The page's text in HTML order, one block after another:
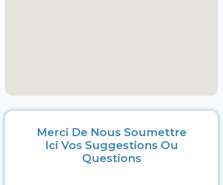
Merci De Nous Soumettre
Ici Vos Suggestions Ou
Questions